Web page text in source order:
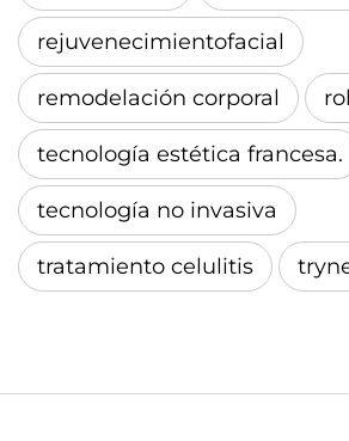
rejuvenecimientofacial
remodelación corporal
tecnología estética francesa.
tecnología no invasiva
tratamiento celulitis